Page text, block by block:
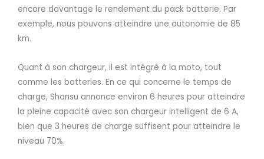
encore davantage le rendement du pack batterie. Par
exemple, nous pouvons atteindre une autonomie de 85
km.
Quant à son chargeur, il est intégré à la moto, tout
comme les batteries. En ce qui concerne le temps de
charge, Shansu annonce environ 6 heures pour atteindre
la pleine capacité avec son chargeur intelligent de 6 A,
bien que 3 heures de charge suffisent pour atteindre le
niveau 70%.